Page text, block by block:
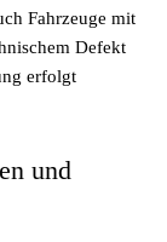
Fahrzeuge mit
Defekt
erfolgt
und